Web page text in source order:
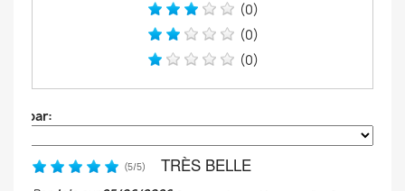
(0)
(0)
(0)
par:
(5/5) TRÈS BELLE